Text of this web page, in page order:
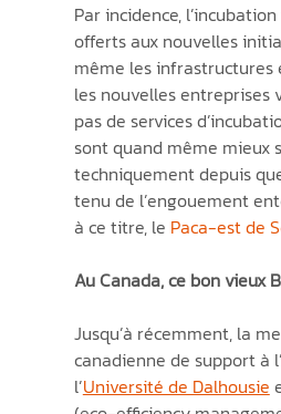
Par incidence,
offerts aux nouvelles
même les infrastructures
les nouvelles entreprises
pas de services
sont quand même mieux
techniquement depuis
tenu de l’engouement
à ce titre, le Paca-est de
Au Canada, ce bon vieux
Jusqu’à récemment, la
canadienne de support à
l’Université de Dalhousie